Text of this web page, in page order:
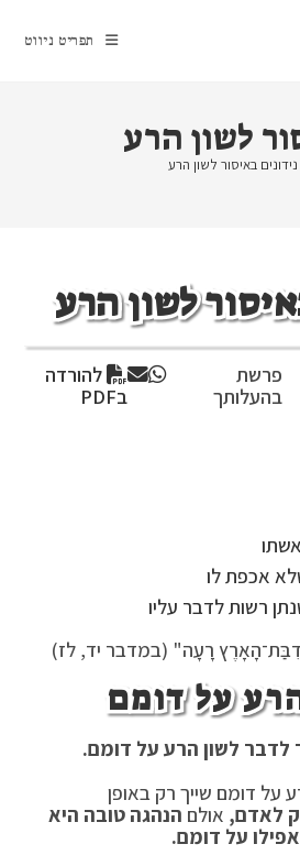
תפריט ניווט
לשון הרע
נידונים באיסור לשון הרע
לשון הרע
פרשת
בהעלותך
להורדה
בPDF
אכפת לו
רשות לדבר עליו
דִבַּת־הָאָרֶץ רָעָה" (במדבר יד, לז)
על דומם
לדבר לשון הרע על דומם.
על דומם שייך רק באופן
לאדם, אולם הנהגה טובה היא
על דומם.